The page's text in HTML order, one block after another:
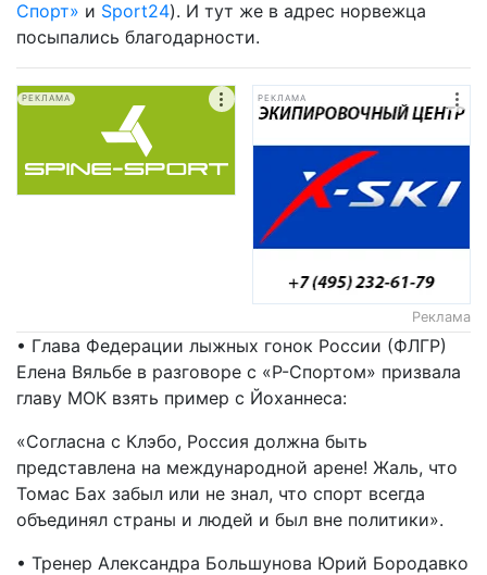
Спорт» и Sport24). И тут же в адрес норвежца
посыпались благодарности.
РЕКЛАМА РЕКЛАМА
Реклама
• Глава Федерации лыжных гонок России (ФЛГР)
Елена Вяльбе в разговоре с «Р-Спортом» призвала
главу МОК взять пример с Йоханнеса:
«Согласна с Клэбо, Россия должна быть
представлена на международной арене! Жаль, что
Томас Бах забыл или не знал, что спорт всегда
объединял страны и людей и был вне политики».
• Тренер Александра Большунова Юрий Бородавко